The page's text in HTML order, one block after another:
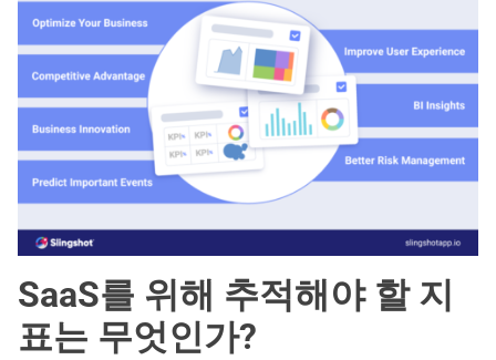
SaaS를 위해 추적해야 할 지
표는 무엇인가?